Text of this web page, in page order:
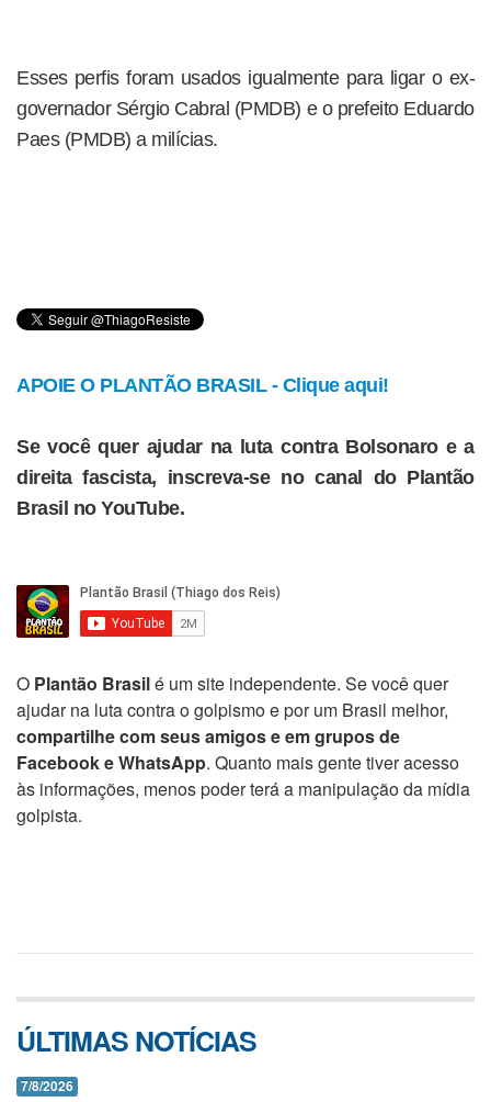
Esses perfis foram usados igualmente para ligar o ex-
governador Sérgio Cabral (PMDB) e o prefeito Eduardo
Paes (PMDB) a milícias.
APOIE O PLANTÃO BRASIL - Clique aqui!
Se você quer ajudar na luta contra Bolsonaro e a
direita fascista, inscreva-se no canal do Plantão
Brasil no YouTube.
O Plantão Brasilé um site independente. Se você quer
ajudar na luta contra o golpismo e por um Brasil melhor,
compartilhe com seus amigos e em grupos de
Facebook e WhatsApp. Quanto mais gente tiver acesso
às informações, menos poder terá a manipulação da mídia
golpista.
ÚLTIMAS NOTÍCIAS
7/8/2026